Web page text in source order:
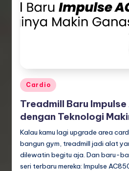
Posted
in
Cardio
Treadmill Baru
dengan Teknologi
Kalau kamu lagi upgrade area
bangun gym, treadmill jadi alat
dilewatin begitu aja. Dan baru-
seri terbaru mereka: Impulse